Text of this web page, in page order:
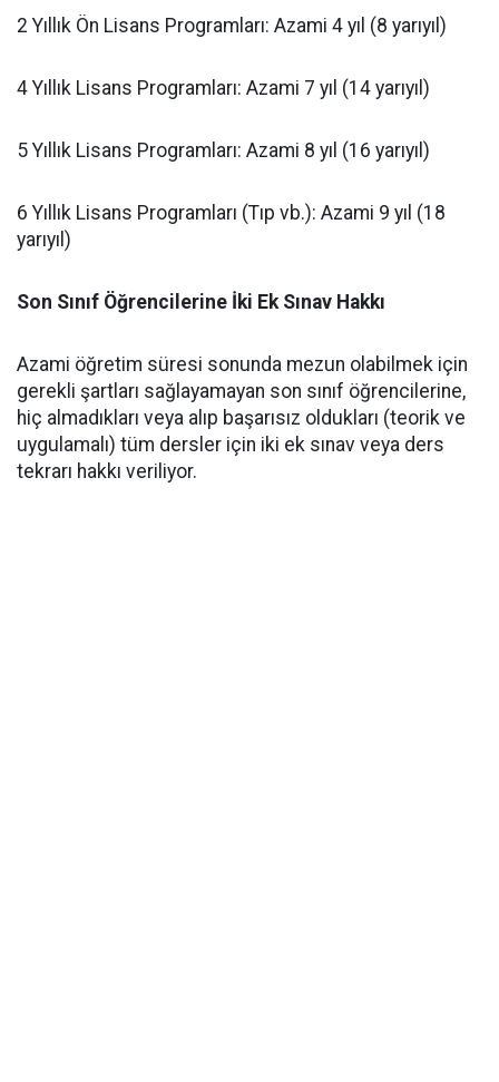
​2 Yıllık Ön Lisans Programları: Azami 4 yıl (8 yarıyıl)
​4 Yıllık Lisans Programları: Azami 7 yıl (14 yarıyıl)
​5 Yıllık Lisans Programları: Azami 8 yıl (16 yarıyıl)
​6 Yıllık Lisans Programları (Tıp vb.): Azami 9 yıl (18
yarıyıl)
Son Sınıf Öğrencilerine İki Ek Sınav Hakkı
​Azami öğretim süresi sonunda mezun olabilmek için
gerekli şartları sağlayamayan son sınıf öğrencilerine,
hiç almadıkları veya alıp başarısız oldukları (teorik ve
uygulamalı) tüm dersler için iki ek sınav veya ders
tekrarı hakkı veriliyor.